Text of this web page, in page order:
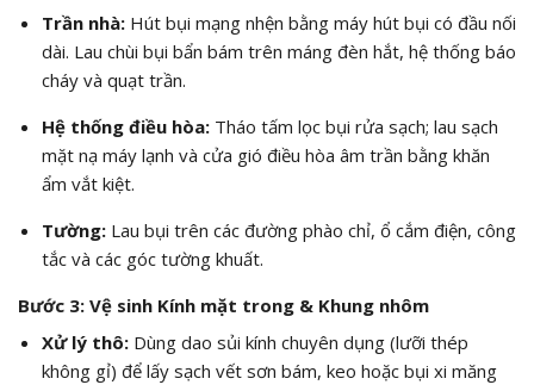
Trần nhà:Hút bụi mạng nhện bằng máy hút bụi có đầu nối
dài. Lau chùi bụi bẩn bám trên máng đèn hắt, hệ thống báo
cháy và quạt trần.
Hệ thống điều hòa:Tháo tấm lọc bụi rửa sạch; lau sạch
mặt nạ máy lạnh và cửa gió điều hòa âm trần bằng khăn
ẩm vắt kiệt.
Tường:Lau bụi trên các đường phào chỉ, ổ cắm điện, công
tắc và các góc tường khuất.
Bước 3: Vệ sinh Kính mặt trong & Khung nhôm
Xử lý thô:Dùng dao sủi kính chuyên dụng (lưỡi thép
không gỉ) để lấy sạch vết sơn bám, keo hoặc bụi xi măng